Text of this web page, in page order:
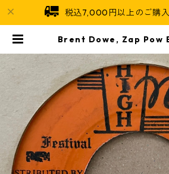
税込7,000円以上のご購
Brent Dowe, Zap Pow
ican Soul